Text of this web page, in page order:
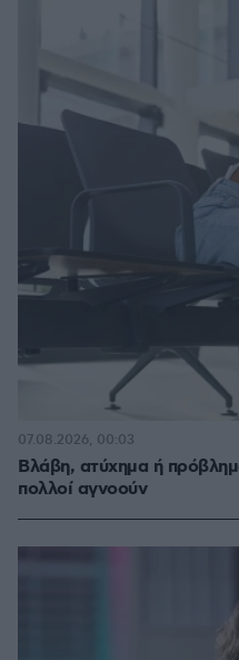
Βλάβη, ατύχημα ή
πολλοί αγνοούν
07.08.2026, 00:03